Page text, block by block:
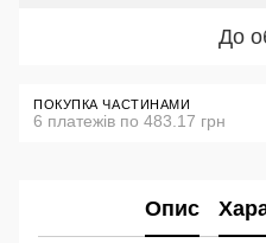
До
ПОКУПКА ЧАСТИНАМИ
6 платежів по 483.17 грн
Опис